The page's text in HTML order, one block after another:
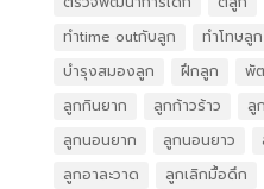
ทำtime outกับลูก
ทำโทษลูก
บำรุงสมองลูก
ฝึกลูก พั
ลูกกินยาก
ลูกก้าวร้าว ลู
ลูกนอนยาก
ลูกนอนยาว
ลูกอาละวาด
ลูกเลิกมื้อดึก